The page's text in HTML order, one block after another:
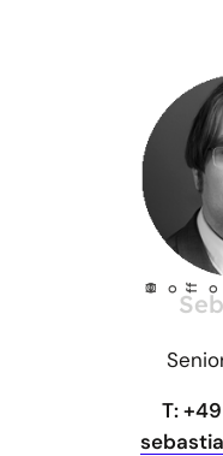
©
Ho
fotog r
a
T: